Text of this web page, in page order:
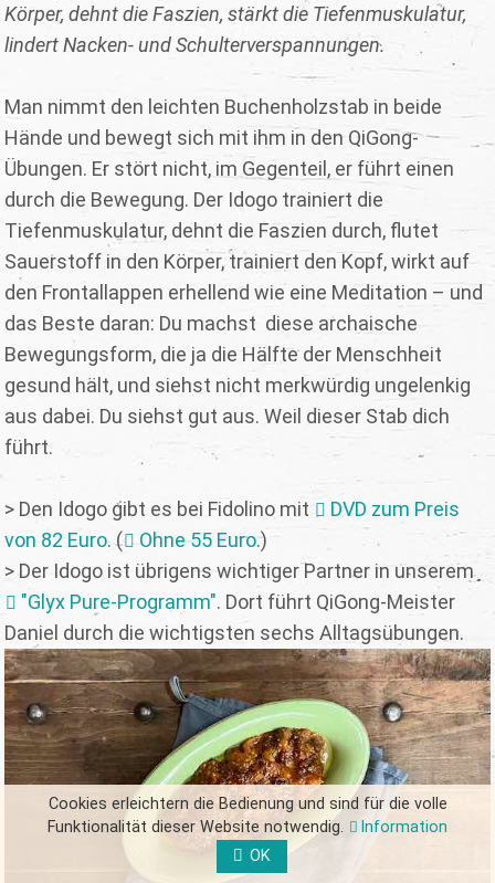
Körper, dehnt die Faszien, stärkt die Tiefenmuskulatur,
lindert Nacken- und Schulterverspannungen.
Man nimmt den leichten Buchenholzstab in beide
Hände und bewegt sich mit ihm in den QiGong-
Übungen. Er stört nicht, im Gegenteil, er führt einen
durch die Bewegung. Der Idogo trainiert die
Tiefenmuskulatur, dehnt die Faszien durch, flutet
Sauerstoff in den Körper, trainiert den Kopf, wirkt auf
den Frontallappen erhellend wie eine Meditation – und
das Beste daran: Du machst diese archaische
Bewegungsform, die ja die Hälfte der Menschheit
gesund hält, und siehst nicht merkwürdig ungelenkig
aus dabei. Du siehst gut aus. Weil dieser Stab dich
führt.
> Den Idogo gibt es bei Fidolino mit
DVD zum Preis
von 82 Euro. ( Ohne 55 Euro.)
> Der Idogo ist übrigens wichtiger Partner in unserem
"Glyx Pure-Programm". Dort führt QiGong-Meister
Daniel durch die wichtigsten sechs Alltagsübungen.
Cookies erleichtern die Bedienung und sind für die volle
Funktionalität dieser Website notwendig.
Information
OK